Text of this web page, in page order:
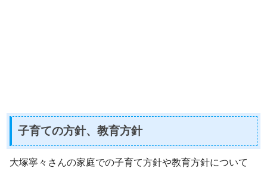
子育ての方針、教育方針
大塚寧々さんの家庭での子育て方針や教育方針について